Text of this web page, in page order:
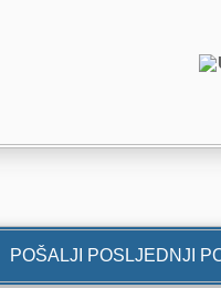
POŠALJI POSLJEDNJI